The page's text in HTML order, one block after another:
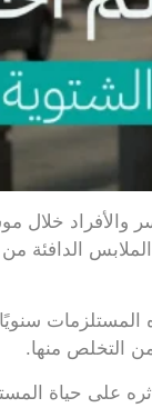
والأفراد خلال
الدافئة من
التخلص منها.
على حياة